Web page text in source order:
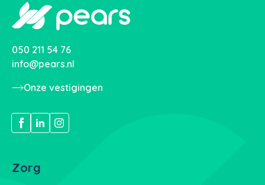
050 211 54 76
info@pears.nl
Onze vestigingen
Zorg